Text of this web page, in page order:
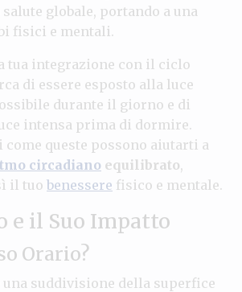
globale, portando a una
fisici e mentali.
tua integrazione con il ciclo
di essere esposto alla luce
durante il giorno e di
intensa prima di dormire.
queste possono aiutarti a
circadiano equilibrato,
il tuo benessere fisico e mentale.
e il Suo Impatto
Orario?
una suddivisione della superfice